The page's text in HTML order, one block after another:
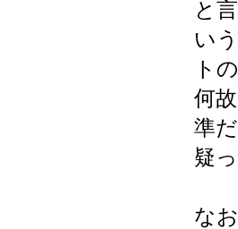
と
い
ト
何
準
疑
な